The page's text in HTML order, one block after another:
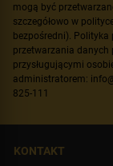
mogą być
szczegółowo w
bezpośredni).
przetwarzania
przysługującymi
administratorem:
825-111
KONTAKT